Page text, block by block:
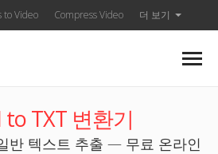
to Video Compress Video 더 보기
TXT 변환기
반 텍스트 추출 — 무료 온라인